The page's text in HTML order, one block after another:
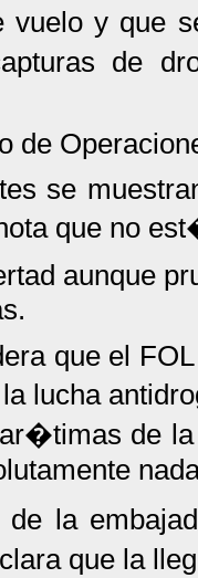
vuelo y que
de
de
se
que no
aunque
que el
lucha
de
de la
que la